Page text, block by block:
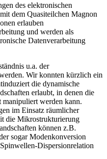
des elektronischen
dem Quasiteilchen Magnon
erlauben
und werden als
Datenverarbeitung
u.a. der
Wir konnten kürzlich ein
die dynamische
erlaubt, in denen die
werden kann.
im Einsatz räumlicher
die Mikrostrukturierung
können z.B.
sogar Modenkonversion
Dispersionrelation